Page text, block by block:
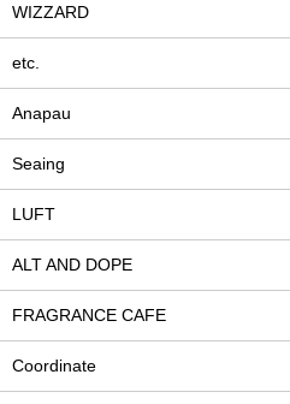
WIZZARD
etc.
Anapau
Seaing
LUFT
ALT AND DOPE
FRAGRANCE CAFE
Coordinate